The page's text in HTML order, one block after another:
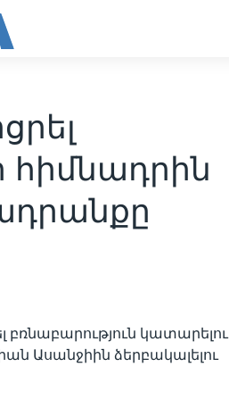
հիմնադրին
բռնաբարություն կատարելու
Ասանջիին ձերբակալելու